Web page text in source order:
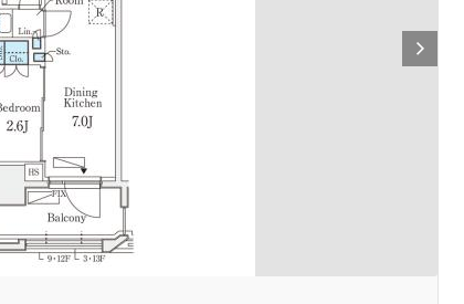
新着情報から探す
新着募集情報
社宅紹介
【仲介会社様向け】当社仲介